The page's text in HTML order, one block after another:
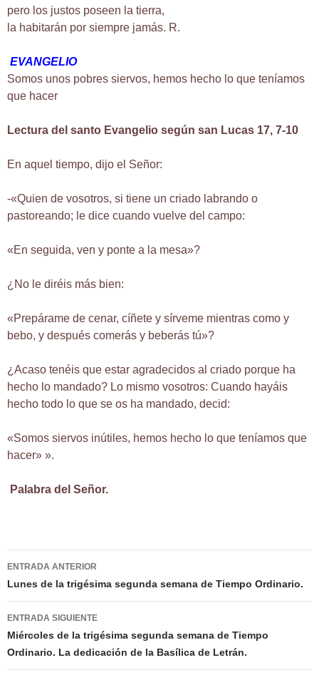
pero los justos poseen la tierra,
la habitarán por siempre jamás. R.
EVANGELIO
Somos unos pobres siervos, hemos hecho lo que teníamos
que hacer
Lectura del santo Evangelio según san Lucas 17, 7-10
En aquel tiempo, dijo el Señor:
-«Quien de vosotros, si tiene un criado labrando o
pastoreando; le dice cuando vuelve del campo:
«En seguida, ven y ponte a la mesa»?
¿No le diréis más bien:
«Prepárame de cenar, cíñete y sírveme mientras como y
bebo, y después comerás y beberás tú»?
¿Acaso tenéis que estar agradecidos al criado porque ha
hecho lo mandado? Lo mismo vosotros: Cuando hayáis
hecho todo lo que se os ha mandado, decid:
«Somos siervos inútiles, hemos hecho lo que teníamos que
hacer» ».
Palabra del Señor.
Navegación
de
entradas
ENTRADA ANTERIOR
Lunes de la trigésima segunda semana de Tiempo Ordinario.
ENTRADA SIGUIENTE
Miércoles de la trigésima segunda semana de Tiempo
Ordinario. La dedicación de la Basílica de Letrán.